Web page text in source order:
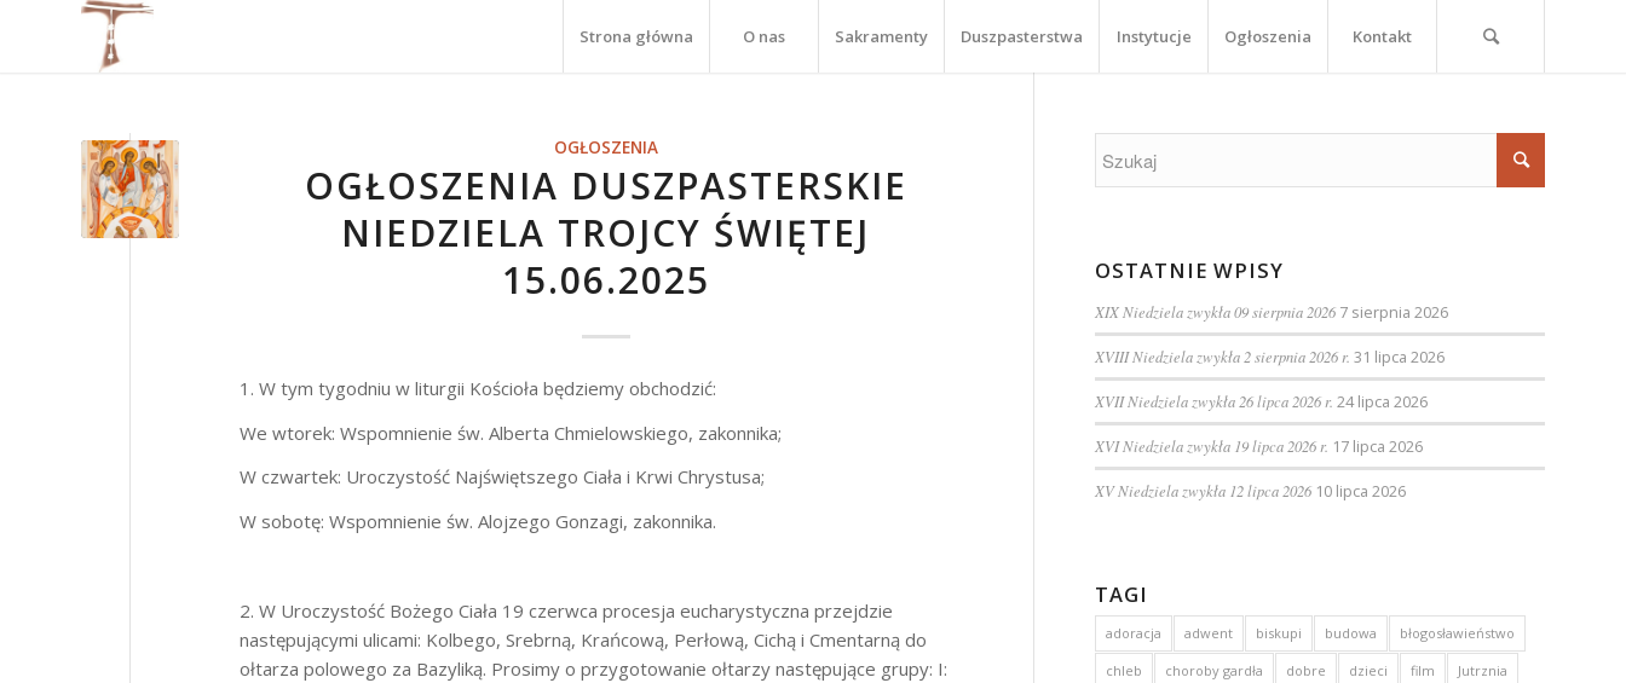
Strona główna O nas Sakramenty Duszpasterstwa Instytucje Ogłoszenia Kontakt
OGŁOSZENIA
OGŁOSZENIA DUSZPASTERSKIE
NIEDZIELA TROJCY ŚWIĘTEJ
15.06.2025
1. W tym tygodniu w liturgii Kościoła będziemy obchodzić:
We wtorek: Wspomnienie św. Alberta Chmielowskiego, zakonnika;
W czwartek: Uroczystość Najświętszego Ciała i Krwi Chrystusa;
W sobotę: Wspomnienie św. Alojzego Gonzagi, zakonnika.
2. W Uroczystość Bożego Ciała 19 czerwca procesja eucharystyczna przejdzie
następującymi ulicami: Kolbego, Srebrną, Krańcową, Perłową, Cichą i Cmentarną do
ołtarza polowego za Bazyliką. Prosimy o przygotowanie ołtarzy następujące grupy: I:
OSTATNIE WPISY
XIX Niedziela zwykła 09 sierpnia 2026 7 sierpnia 2026
XVIII Niedziela zwykła 2 sierpnia 2026 r. 31 lipca 2026
XVII Niedziela zwykła 26 lipca 2026 r. 24 lipca 2026
XVI Niedziela zwykła 19 lipca 2026 r. 17 lipca 2026
XV Niedziela zwykła 12 lipca 2026 10 lipca 2026
TAGI
adoracja adwent biskupi budowa błogosławieństwo
chleb choroby gardła dobre dzieci film Jutrznia